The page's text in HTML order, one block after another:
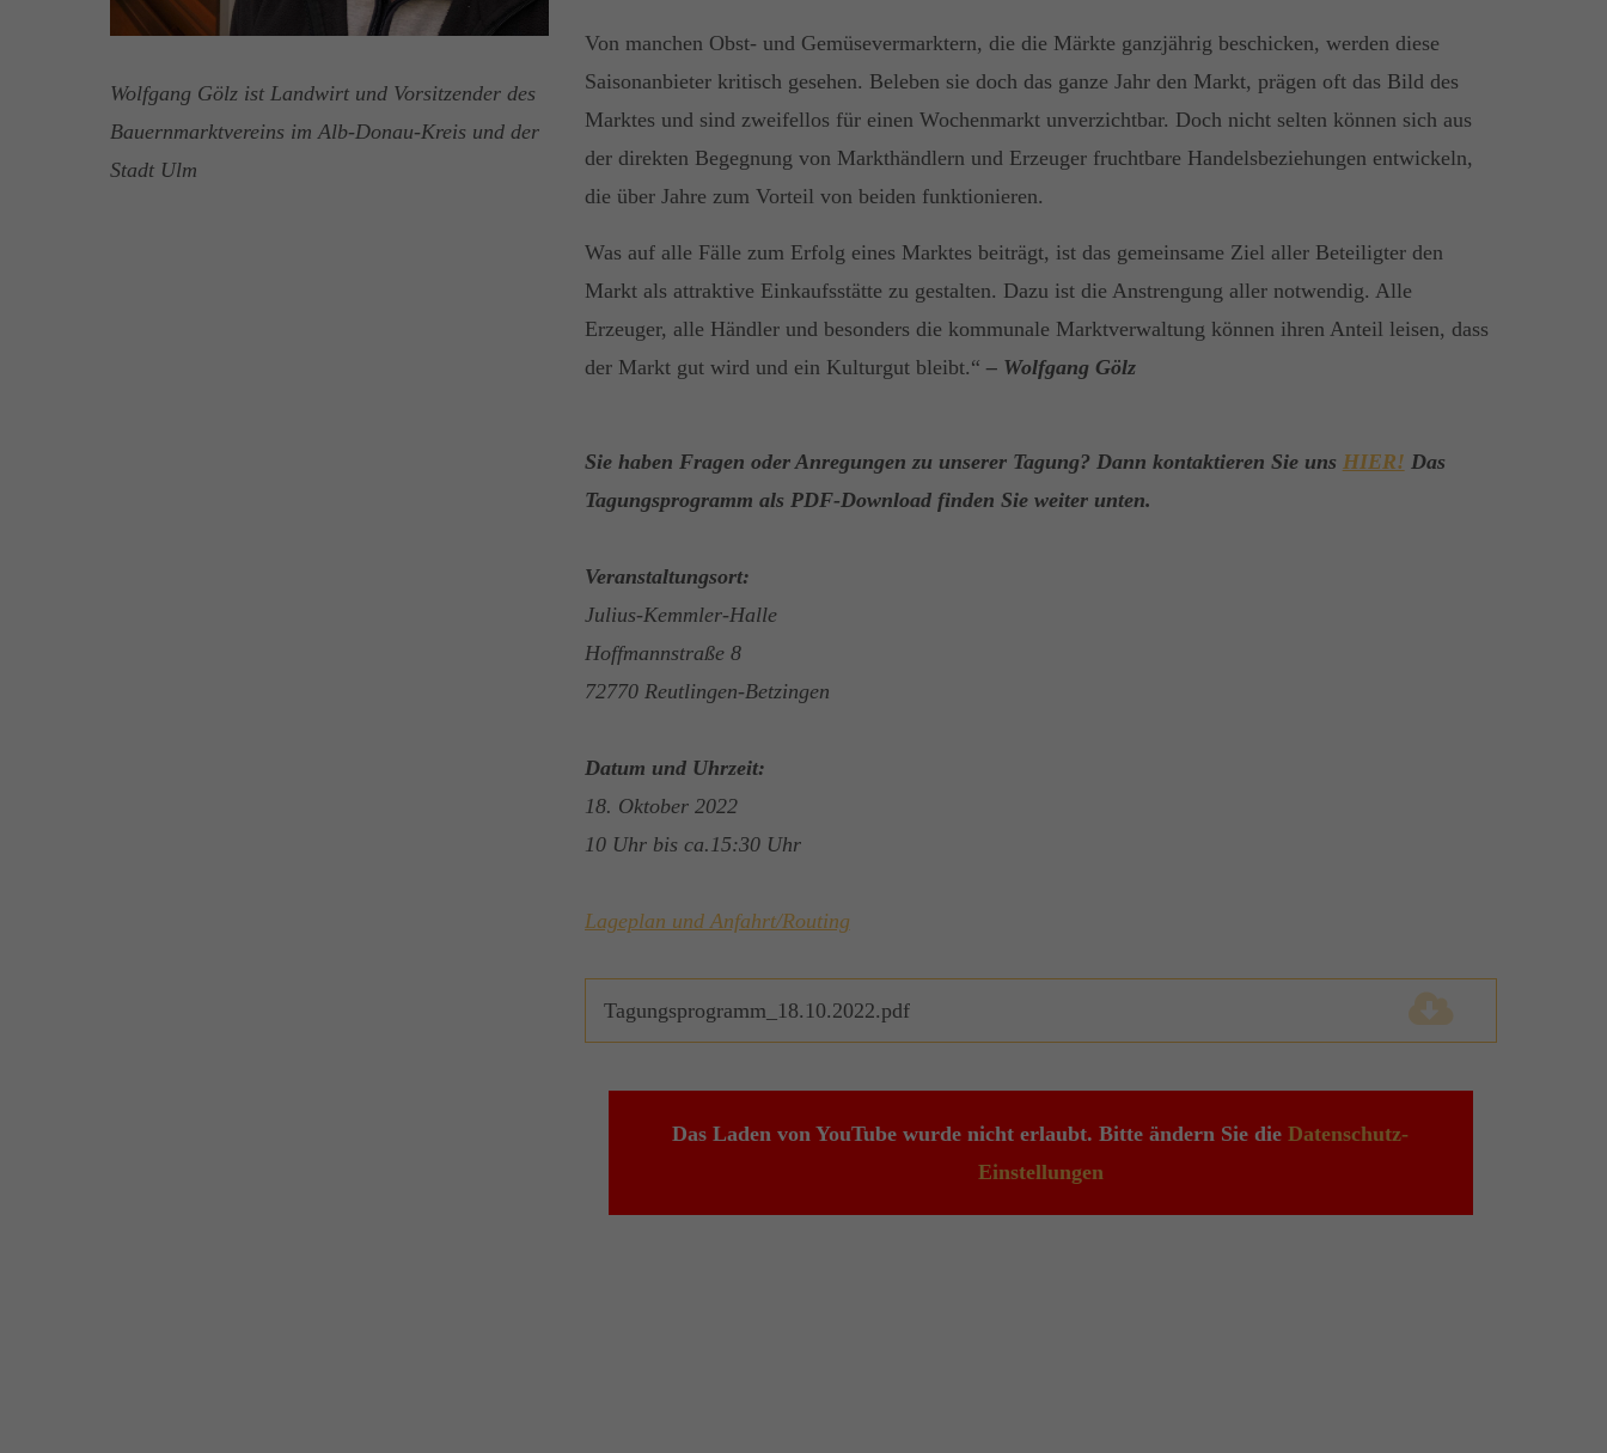
Wolfgang Gölz ist Landwirt und Vorsitzender des
Bauernmarktvereins im Alb-Donau-Kreis und der
Stadt Ulm
Von manchen Obst- und Gemüsevermarktern, die die Märkte ganzjährig beschicken, werden diese
Saisonanbieter kritisch gesehen. Beleben sie doch das ganze Jahr den Markt, prägen oft das Bild des
Marktes und sind zweifellos für einen Wochenmarkt unverzichtbar. Doch nicht selten können sich aus
der direkten Begegnung von Markthändlern und Erzeuger fruchtbare Handelsbeziehungen entwickeln,
die über Jahre zum Vorteil von beiden funktionieren.
Was auf alle Fälle zum Erfolg eines Marktes beiträgt, ist das gemeinsame Ziel aller Beteiligter den
Markt als attraktive Einkaufsstätte zu gestalten. Dazu ist die Anstrengung aller notwendig. Alle
Erzeuger, alle Händler und besonders die kommunale Marktverwaltung können ihren Anteil leisen, dass
der Markt gut wird und ein Kulturgut bleibt.“ – Wolfgang Gölz
Sie haben Fragen oder Anregungen zu unserer Tagung? Dann kontaktieren Sie uns HIER! Das
Tagungsprogramm als PDF-Download finden Sie weiter unten.
Veranstaltungsort:
Julius-Kemmler-Halle
Hoffmannstraße 8
72770 Reutlingen-Betzingen
Datum und Uhrzeit:
18. Oktober 2022
10 Uhr bis ca.15:30 Uhr
Lageplan und Anfahrt/Routing
Tagungsprogramm_18.10.2022.pdf
Das Laden von YouTube wurde nicht erlaubt. Bitte ändern Sie dieDatenschutz-
Einstellungen